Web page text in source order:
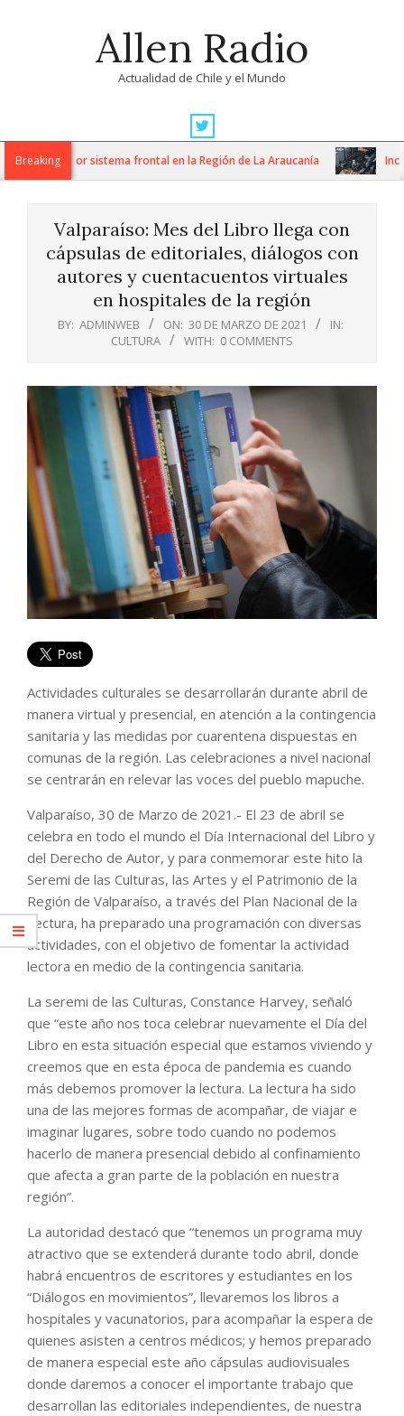
Allen Radio
Actualidad de Chile y el Mundo
Navigation
MenuBreakingpor sistema frontal en la Región de La Araucanía
Valparaíso: Mes del Libro llega con
cápsulas de editoriales, diálogos con
autores y cuentacuentos virtuales
en hospitales de la región
BY: ADMINWEB ON: 30 DE MARZO DE 2021
IN:
CULTURA
WITH: 0 COMMENTS
Actividades culturales se desarrollarán durante abril de
manera virtual y presencial, en atención a la contingencia
sanitaria y las medidas por cuarentena dispuestas en
comunas de la región. Las celebraciones a nivel nacional
se centrarán en relevar las voces del pueblo mapuche.
Valparaíso, 30 de Marzo de 2021.- El 23 de abril se
celebra en todo el mundo el Día Internacional del Libro y
del Derecho de Autor, y para conmemorar este hito la
Seremi de las Culturas, las Artes y el Patrimonio de la
Región de Valparaíso, a través del Plan Nacional de la
Lectura, ha preparado una programación con diversas
actividades, con el objetivo de fomentar la actividad
lectora en medio de la contingencia sanitaria.
La seremi de las Culturas, Constance Harvey, señaló
que “este año nos toca celebrar nuevamente el Día del
Libro en esta situación especial que estamos viviendo y
creemos que en esta época de pandemia es cuando
más debemos promover la lectura. La lectura ha sido
una de las mejores formas de acompañar, de viajar e
imaginar lugares, sobre todo cuando no podemos
hacerlo de manera presencial debido al confinamiento
que afecta a gran parte de la población en nuestra
región”.
La autoridad destacó que “tenemos un programa muy
atractivo que se extenderá durante todo abril, donde
habrá encuentros de escritores y estudiantes en los
“Diálogos en movimientos”, llevaremos los libros a
hospitales y vacunatorios, para acompañar la espera de
quienes asisten a centros médicos; y hemos preparado
de manera especial este año cápsulas audiovisuales
donde daremos a conocer el importante trabajo que
desarrollan las editoriales independientes, de nuestra